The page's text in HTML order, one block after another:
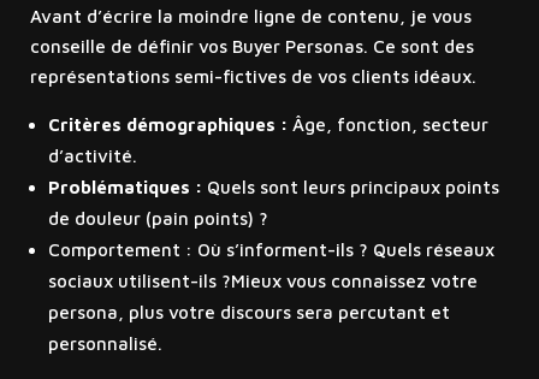
Avant d’écrire la moindre ligne de contenu, je vous
conseille de définir vos Buyer Personas. Ce sont des
représentations semi-fictives de vos clients idéaux.
Critères démographiques : Âge, fonction, secteur
d’activité.
Problématiques : Quels sont leurs principaux points
de douleur (pain points) ?
Comportement : Où s’informent-ils ? Quels réseaux
sociaux utilisent-ils ?Mieux vous connaissez votre
persona, plus votre discours sera percutant et
personnalisé.